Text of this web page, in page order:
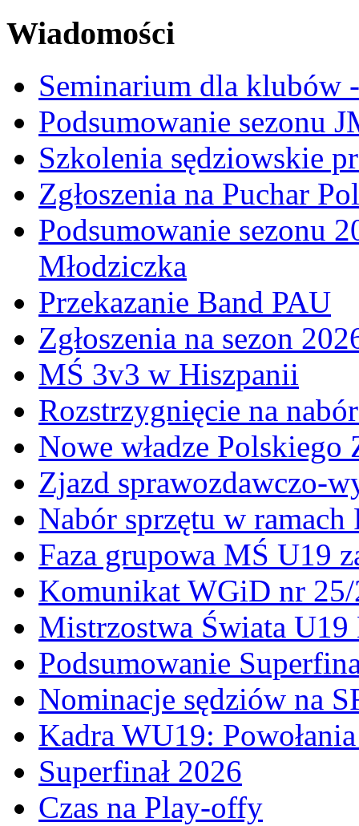
Wiadomości
Seminarium dla klubów
Podsumowanie sezonu
Szkolenia sędziowskie
Zgłoszenia na Puchar
Podsumowanie sezonu
Młodziczka
Przekazanie Band PAU
Zgłoszenia na sezon
MŚ 3v3 w Hiszpanii
Rozstrzygnięcie na
Nowe władze
Zjazd sprawozdawczo-
Nabór sprzętu w ramach
Faza grupowa MŚ U19
Komunikat WGiD nr
Mistrzostwa Świata
Podsumowanie
Nominacje sędziów na
Kadra WU19:
Superfinał 2026
Czas na Play-offy